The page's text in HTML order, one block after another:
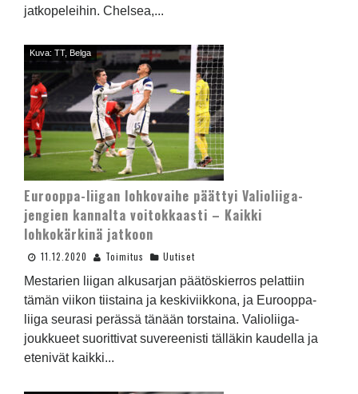
jatkopeleihin. Chelsea,...
Kuva: TT, Belga
Eurooppa-liigan lohkovaihe päättyi Valioliiga-
jengien kannalta voitokkaasti – Kaikki
lohkokärkinä jatkoon
11.12.2020 Toimitus Uutiset
Mestarien liigan alkusarjan päätöskierros pelattiin
tämän viikon tiistaina ja keskiviikkona, ja Eurooppa-
liiga seurasi perässä tänään torstaina. Valioliiga-
joukkueet suorittivat suvereenisti tälläkin kaudella ja
etenivät kaikki...